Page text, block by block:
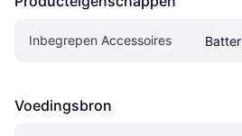
Inbegrepen Accessoires
Voedingsbron